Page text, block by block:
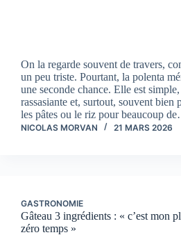
On la regarde souvent de travers,
un peu triste. Pourtant, la polenta
une seconde chance. Elle est
rassasiante et, surtout, souvent bien
les pâtes ou le riz pour beaucoup
NICOLAS MORVAN 21 MARS 2026
GASTRONOMIE
Gâteau 3 ingrédients : « c’est mon
zéro temps »